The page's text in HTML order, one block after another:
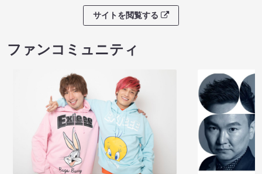
サイトを閲覧する
ファンコミュニティ